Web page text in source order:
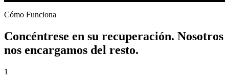
Cómo Funciona
Concéntrese en su recuperación. Nosotros
nos encargamos del resto.
1